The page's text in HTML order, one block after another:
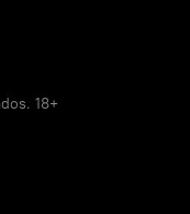
18+